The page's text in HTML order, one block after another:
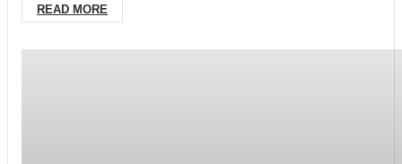
READ MORE